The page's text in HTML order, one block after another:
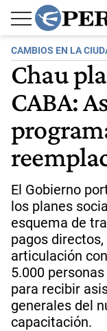
CAMBIOS EN LA
Chau
CABA:
El Gobierno
los planes
esquema de
pagos
articulación
5.000
para recibir
generales del
capacitación.